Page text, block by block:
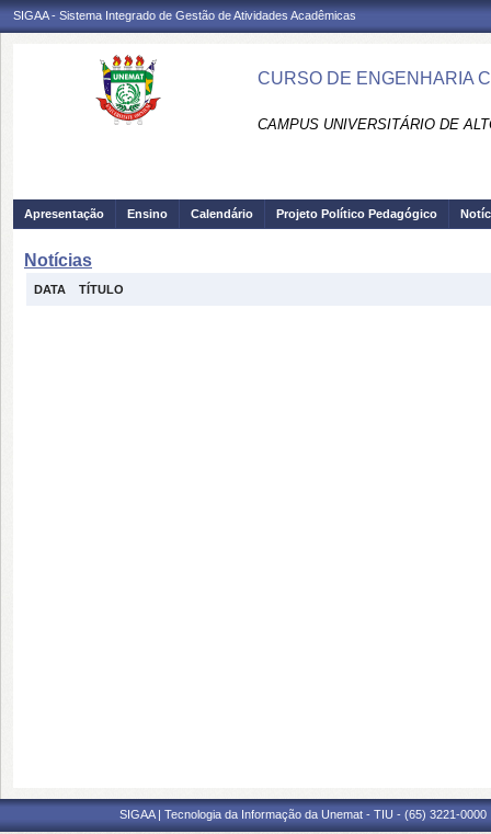
SIGAA - Sistema Integrado de Gestão de Atividades Acadêmicas
CURSO DE ENGENHARIA
CAMPUS UNIVERSITÁRIO DE
Apresentação Ensino Calendário Projeto Político Pedagógico
Notícias
DATA TÍTULO
SIGAA | Tecnologia da Informação da Unemat - TIU - (65) 3221-